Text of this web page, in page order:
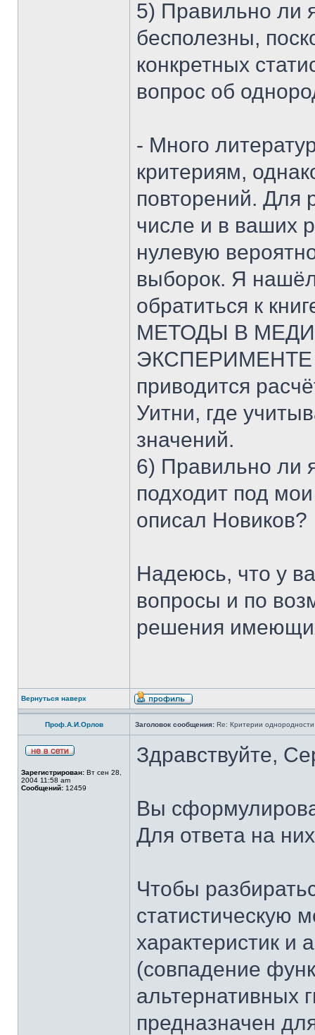
5) Правильно ли
бесполезны,
конкретных
вопрос об
- Много
критериям,
повторений. Для
числе и в ваших
нулевую
выборок. Я
обратиться к
МЕТОДЫ В
приводится
Уитни, где
значений.
6) Правильно ли
подходит под
описал Новиков?
Надеюсь, что у
вопросы и по
решения
Вернуться наверх
Проф.А.И.Орлов Заголовок сообщения: Re: Критерии однородности
Зарегистрирован: Вт сен 28,
2004 11:58 am
Сообщений: 12459
Здравствуйте,
Вы
Для ответа на
Чтобы
статистическую
характеристик и
(совпадение
альтернативных
предназначен